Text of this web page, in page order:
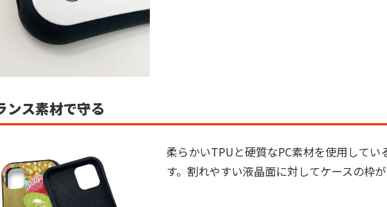
ンス素材で守る
柔らかいTPUと硬質なPC素材を使用してい
す。割れやすい液晶面に対してケースの枠